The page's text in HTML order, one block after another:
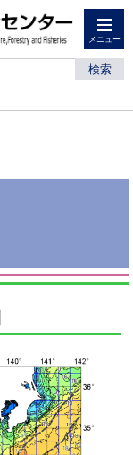
メニュー
検索